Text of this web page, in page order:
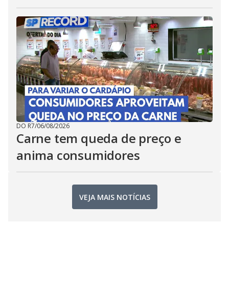
DO R7/06/08/2026
Carne tem queda de preço e
anima consumidores
VEJA MAIS NOTÍCIAS